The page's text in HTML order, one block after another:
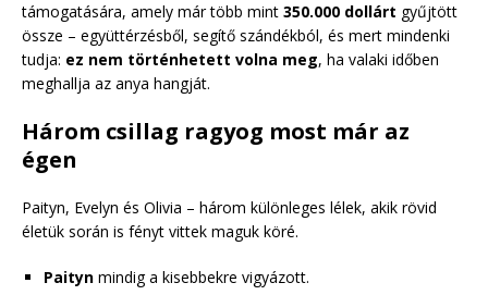
támogatására, amely már több mint 350.000 dollárt gyűjtött
össze – együttérzésből, segítő szándékból, és mert mindenki
tudja: ez nem történhetett volna meg, ha valaki időben
meghallja az anya hangját.
Három csillag ragyog most már az
égen
Paityn, Evelyn és Olivia – három különleges lélek, akik rövid
életük során is fényt vittek maguk köré.
Paityn mindig a kisebbekre vigyázott.